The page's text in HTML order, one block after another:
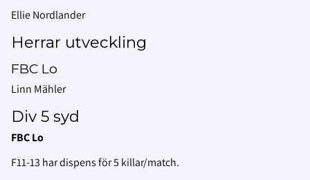
Ellie Nordlander
Herrar utveckling
FBC Lo
Linn Mähler
Div 5 syd
FBC Lo
F11-13 har dispens för 5 killar/match.